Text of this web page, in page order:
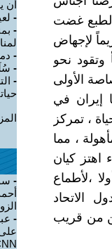
بالطبع غضت
لإجهاض
نحو
الأولى
إيران في
، تمركز
، مما
كيان
،لأطماع
الاتحاد
من قريب
أن
-
-
-
-
-
-
-